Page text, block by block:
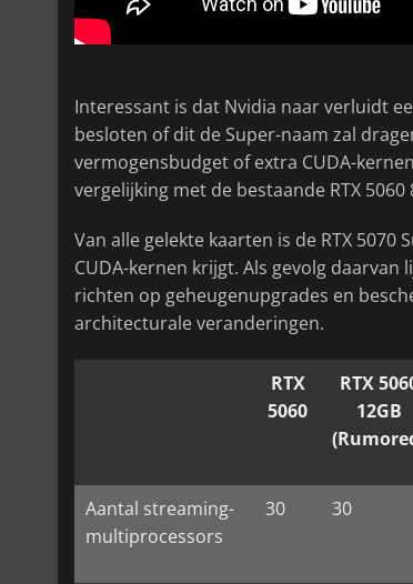
Interessant is dat Nvidia naar verluidt
besloten of dit de Super-naam zal
vermogensbudget of extra CUDA-
vergelijking met de bestaande RTX 5060
Van alle gelekte kaarten is de RTX
CUDA-kernen krijgt. Als gevolg
richten op geheugenupgrades en
architecturale veranderingen.
RTX
5060
RTX
12GB
Aantal streaming-
multiprocessors
30 30